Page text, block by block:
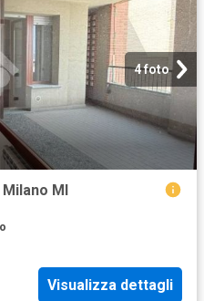
4 foto
MI
Visualizza dettagli